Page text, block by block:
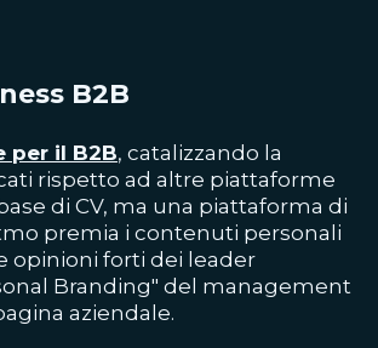
B2B
per il B2B, catalizzando la
rispetto ad altre piattaforme
di CV, ma una piattaforma di
premia i contenuti personali
opinioni forti dei leader
Branding" del management
aziendale.